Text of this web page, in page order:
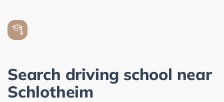
Search driving school near
Schlotheim